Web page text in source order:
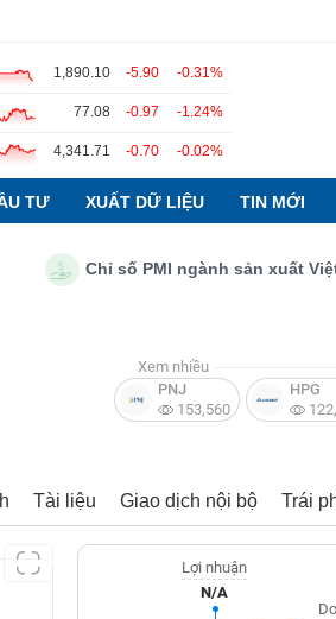
1,890.10 -5.90 -0.31%
77.08 -0.97 -1.24%
4,341.71 -0.70 -0.02%
TƯ XUẤT DỮ LIỆU TIN MỚI
Chỉ số PMI ngành sản xuất Việt
Xem nhiều
PNJ
153,560
HPG
Tài liệu Giao dịch nội bộ Trái
Lợi nhuận
N/A